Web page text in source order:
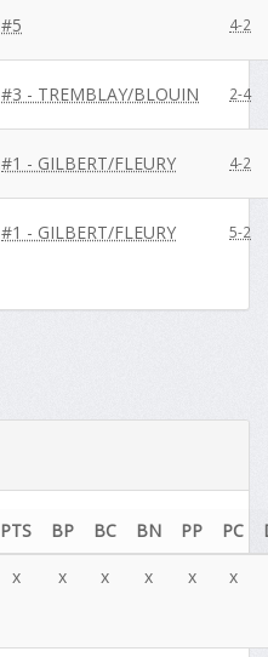
#5 4-2
#3 - TREMBLAY/BLOUIN 2-4
#1 - GILBERT/FLEURY 4-2
#1 - GILBERT/FLEURY 5-2
PTS BP BC BN PP PC
x x x x x x